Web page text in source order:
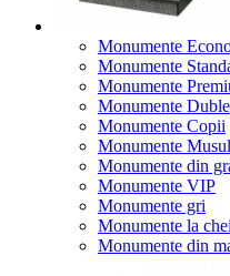
Monumente
Monumente
Monumente
Monumente Duble
Monumente Copii
Monumente
Monumente din
Monumente VIP
Monumente gri
Monumente la
Monumente din